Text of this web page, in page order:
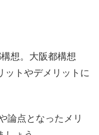
想。大阪都構想
ットやデメリットに
論点となったメリ